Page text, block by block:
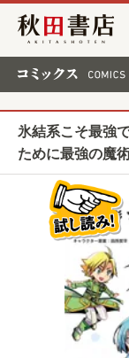
秋田書店
氷結系こそ最強
ために最強の魔